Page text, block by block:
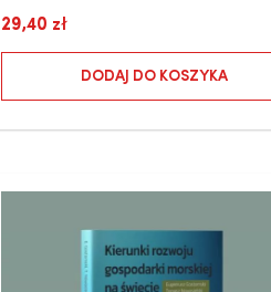
29,40 zł
DODAJ DO KOSZYKA